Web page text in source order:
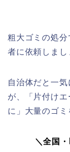
粗大ゴミの処
者に依頼しまし
自治体だと一
が、「片付け
に」大量のゴミ
＼全国